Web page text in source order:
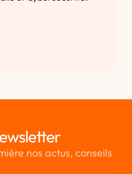
nos actus, conseils